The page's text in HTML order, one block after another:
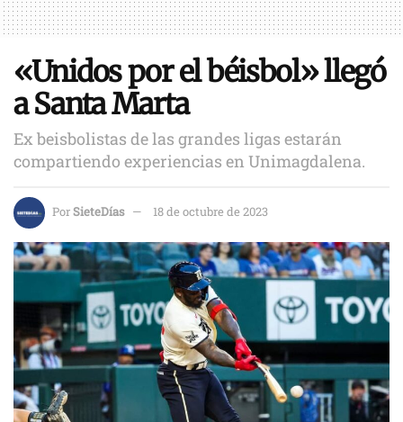
«Unidos por el béisbol» llegó
a Santa Marta
Ex beisbolistas de las grandes ligas estarán
compartiendo experiencias en Unimagdalena.
PorSieteDías 18 de octubre de 2023